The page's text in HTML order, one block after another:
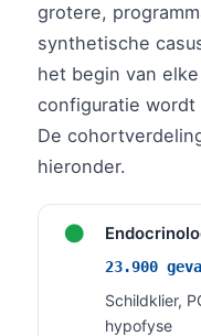
grotere,
synthetische
het begin van
configuratie wordt
De
hieronder.
●
23.900
Schildklier,
hypofyse
Shqip
اردو
मराठी
తెలుగు
தமிழ்
ગુજરાતી
മലയാളം